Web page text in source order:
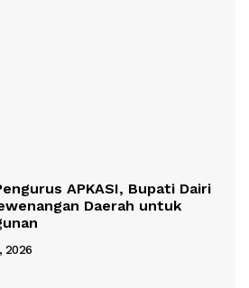
APKASI, Bupati Dairi
Daerah untuk
2026